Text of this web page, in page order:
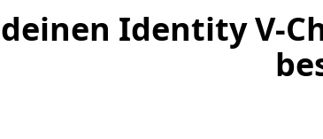
Identity V-